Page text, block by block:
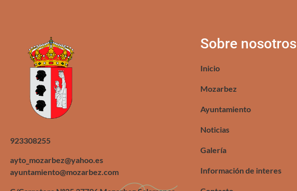
923308255
ayto_mozarbez@yahoo.es
ayuntamiento@mozarbez.com
Sobre nosotros
Inicio
Mozarbez
Ayuntamiento
Noticias
Galería
Información de interes